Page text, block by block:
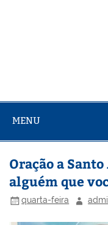
MENU
Oração a
alguém que
quarta-feira